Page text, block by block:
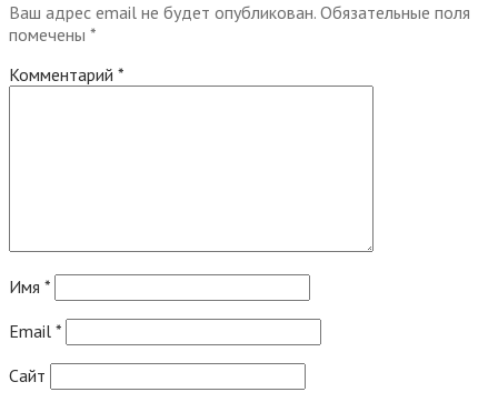
Ваш адрес email не будет опубликован. Обязательные поля
помечены *
Комментарий *
Имя *
Email *
Сайт